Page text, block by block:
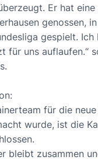
Er hat
genossen,
gespielt.
für uns auflaufen.“
für die
wurde, ist die
bleibt zusammen